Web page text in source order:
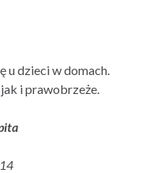
u dzieci w domach.
i prawobrzeże.